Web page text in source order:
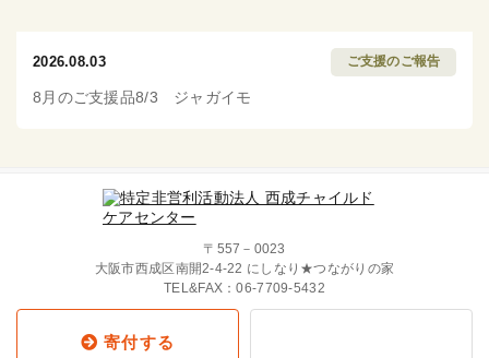
2026.08.03 ご支援のご報告
8月のご支援品8/3 ジャガイモ
〒557－0023
大阪市西成区南開2-4-22 にしなり★つながりの家
TEL&FAX：06-7709-5432
寄付する